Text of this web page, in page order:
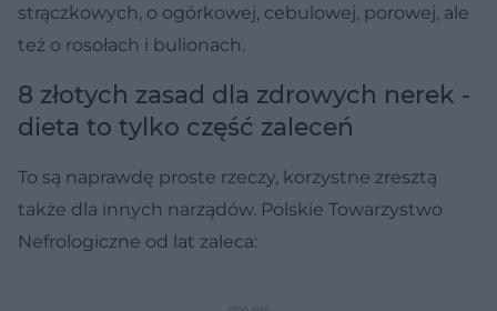
strączkowych, o ogórkowej, cebulowej, porowej, ale
też o rosołach i bulionach.
8 złotych zasad dla zdrowych nerek -
dieta to tylko część zaleceń
To są naprawdę proste rzeczy, korzystne zresztą
także dla innych narządów. Polskie Towarzystwo
Nefrologiczne od lat zaleca: